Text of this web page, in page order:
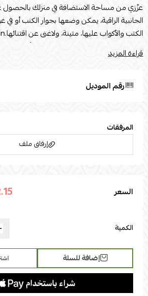
عزّزي من مساحة الاستضافة في منزلك بالحصول
الجانبية الراقية، يمكن وضعها بجوار الكنب أو في
قليلاً بسبب إضاءة الصور الفوتوغرافية أو
تُستخدم صور المنتج المرفقة لأغراض التوضيح
قراءة المزيد
رقم الموديل
المرفقات
إرفاق ملف
اسحب و افلت الملف
السعر
الكمية
إضافة للسلة